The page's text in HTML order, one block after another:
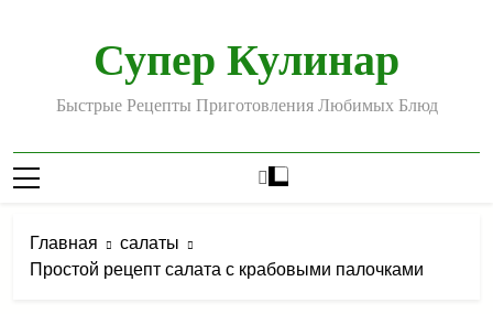
содержимомуСупер Кулинар
Быстрые Рецепты Приготовления Любимых Блюд
Главная
салаты
Простой рецепт салата с крабовыми палочками